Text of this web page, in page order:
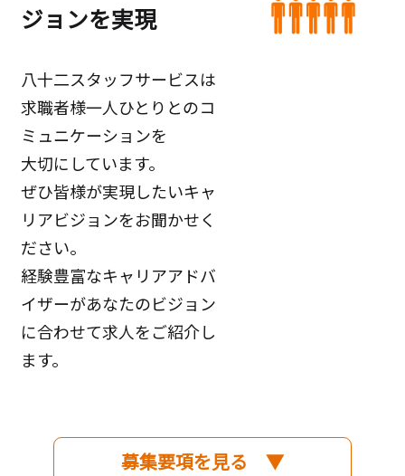
ジョンを実現
八十二スタッフサービスは
求職者様一人ひとりとのコ
ミュニケーションを
大切にしています。
ぜひ皆様が実現したいキャ
リアビジョンをお聞かせく
ださい。
経験豊富なキャリアアドバ
イザーがあなたのビジョン
に合わせて求人をご紹介し
ます。
募集要項を見る ▼